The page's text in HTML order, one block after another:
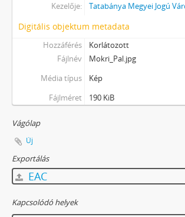
Kezelője: Tatabánya Megyei Jogú
Digitális objektum metadata
Hozzáférés
Korlátozott
Fájlnév
Mokri_Pal.jpg
Média típus
Kép
Fájlméret
190 KiB
Vágólap
Új
Exportálás
EAC
Kapcsolódó helyek